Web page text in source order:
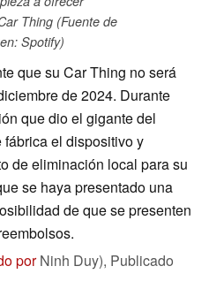
Thing (Fuente de
Spotify)
que su Car Thing no será
de 2024. Durante
que dio el gigante del
el dispositivo y
de eliminación local para su
se haya presentado una
de que se presenten
porNinh Duy), Publicado